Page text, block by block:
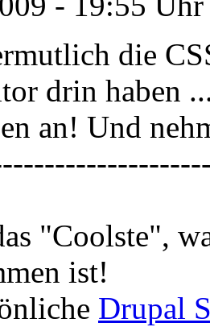
die
drin haben
an! Und
"Coolste",
ist!
Drupal